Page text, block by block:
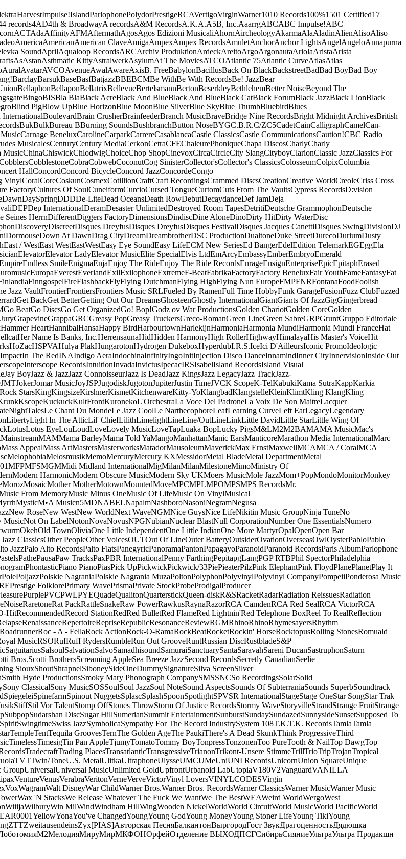
HarvestImpulse!IslandParlophonePolydorPrestigeRCAVertigoVirginWarner1010 Records100%1501 Certified17
records4AD4th & BroadwayA recordsA&M RecordsA.K.A.A5B, Inc.AaarrgABCABC Impulse!ABC
ACTAdaAffinityAFMAftermathAgosAgos Edizioni MusicaliAhornAircheologyAkarmaAlaAladinAlienAlisoAliso
AmericaAmericanAmerican ClaveAmigaAmpexAmpex RecordsAmuletAnchorAnchor LightsAngelAngeloAnnapurna
SoundAprilAqualoop RecordsARCArchiv ProduktionArdeckAreitoArgoArgonautaAriolaAristaArista
AsAstanAsthmatic KittyAstralwerkAsylumAt The MoviesATCOAtlantic 75Atlantic CurveAtlasAtlas
AuralAvatarAVCOAvenueAwalAwareAxisB. FreeBabylonBacillusBack On BlackBackstreetBadBad BoyBad Boy
BarclayBarsukBaseBasfBatjazzBBEBCMBe WithBe With RecordsBe! JazzBear
BellaphonBellaponBellatrixBellevueBertelsmannBertonBeserkleyBethlehemBetter NoiseBeyond The
BingoBISBla BlaBlack AcreBlack And BlueBlack And BlueBlack CatBlack ForumBlack JazzBlack LionBlack
Blind PigBlow UpBlue HorizonBlue MoonBlue SilverBlue SkyBlue ThumbBluebirdBlues
InternationalBoulevardBrain CrusherBrainfeederBranch MusicBraveBridge Nine RecordsBright Midnight ArchivesBritish
BukBulkBureau BBurning SoundsBushbranchButton NoseBYGC.B.R.C/ZC5CadetCainCalligraphCamelCan-
Carnage BeneluxCarolineCarparkCarrereCasablancaCastle ClassicsCastle CommunicationsCaution!CBC Radio
MusicalesCenturyCentury MediaCerkonCetraCFEChaleurePhoniqueChapa DiscosCharlyCharly
MusicChinaChiswickChlodwigChoiceChop ShopCinevoxCircaCircleCity SlangCityboyClarionClassic JazzClassics For
CobblestoneCobraCobwebCoconutCog SinisterCollector'sCollector's ClassicsColosseumColpixColumbia
HallConcordConcord BicycleConcord JazzConcordeCongo
VinylCoralCoreCoskunCosmexCotillionCraftCraft RecordingsCrammed DiscsCreationCreative WorldCreoleCriss Cross
FactoryCultures Of SoulCuneiformCurcioCursed TongueCurtomCuts From The VaultsCypress RecordsD:vision
DawnDaySpringDDDDe-LiteDead OceansDeath RowDebutDecaydanceDef JamDeja
DEPDep InternationalDeramDesaster UnlimitedDestroyed Room TapesDetritiDeutsche GrammophonDeutsche
Seines HerrnDifferentDiggers FactoryDimensionsDindiscDine AloneDinoDirty HitDirty WaterDisc
DiscoveryDiscreetDisques DreyfusDisques DreyfusDisques FestivalDisques Jacques CanettiDisques SwingDivisionDJ
DormouseDown At DawnDrag CityDreamDreambrotherDSC ProductionDualtoneDuke StreetDurecoDuriumDusty
East / WestEast WestEastWestEasy Eye SoundEasy LifeECM New SeriesEd BangerEdelEdition TelemarkEGEggEla
ElevatorElevator LadyElevator MusicElite SpecialElvis LtdEmArcyEmbassyEmberEmbryoEmerald
Endless SmileEnigmaEnjaEnjoy The RideEnjoy The Ride RecordsEnrageEnsignEnterpriseEpicEpitaphErased
EuropaEverestEverlandExilExilophoneExtremeF-BeatFabrikaFactoryFactory BeneluxFair YouthFameFantasyFat
FinngospelFireFlashbackFlyFlying DutchmanFlying HighFlying Nun EuropeFMPFNRFontanaFoodFoolish
Jazz VaultFrontierFrontiersFrontiers Music SRLFueled By RamenFull Time HobbyFunk GarageFusionFuzz ClubFuzzed
Get BackGet BetterGetting Out Our DreamsGhosteenGhostly InternationalGiantGiants Of JazzGigGingerbread
Go BeatGo DiscsGo Get OrganizedGo! Bop!Godz ov War ProductionsGolden ChariotGolden CoreGolden
GrapevineGrappaGRCGreasy PopGreasy TruckersGreco-RomanGreen LineGreen SabreGRPGruntGruppo Editoriale
Hammer HeartHannibalHansaHappy BirdHarbourtownHarlekijnHarmoniaHarmonia MundiHarmonia Mundi FranceHat
Her Name Is Banks, Inc.HerrensaunaHidHidden HarmonyHigh RollerHighwayHimalayaHis Master's VoiceHit
HoZacHSPVAHulya PlakHungarotonHydrogen DukeboxHyperdubI.R.S.IceIci D'AilleursIconic PromoIdeologic
ImpactIn The RedINAIndigo AeraIndochinaInfinityIngoInitInjection Disco DanceInnamindInner CityInnervisionInside Out
Interscope RecordsIntuitionInvadaInvictusIpecacIRSIsabelIsland RecordsIsland Visual
Jay BoyJazz & JazzJazz ConnoisseurJazz Is DeadJazz KingsJazz LegacyJazz TrackJazz-
JMTJokerJomar MusicJoyJSPJugodiskJugotonJupiterJustin TimeJVCK ScopeK-TelKabukiKama SutraKappKarkia
StarsKingKingsizeKirshnerKismetKitchenwareKitty-YoKlangbadKlangstelleKleinKlimtKling KlangKling
KscopeKuckuckKultFrontKuronekoL'OrchestraLa Voce Del PadroneLa Voix De Son MaitreLacquer
Le Chant Du MondeLe Jazz CoolLe NarthecophoreLeafLearning CurveLeft EarLegacyLegendary
LibertyLight In The AtticLil' ChiefLilithLimelightLineLine/OutLineLinkLittle DavidLittle StarLittle Wing Of
LotusLotus EyeLouLoudLoveLovely MusicLoveTapLuaka BopLucky PigsM&LM2M2BAMAMA MusicMac's
MainstreamMAMMama BarleyMama Told YaMangoManhattanManic EarsManticoreMarathon Media InternationalMarc
Mass AppealMass ArtMastersMasterworksMatadorMausoleumMaverickMax ErnstMaxwellMCAMCA / CoralMCA
MelophobiaMelosmusikMemoMercuryMercury KXMessidorMetal BladeMetal DepartmentMetal
MFPMFSMGMMidi Midland InternationalMigMilanMilanMilestoneMimoMinistry Of
Modern HarmonicModern Obscure MusicModern Sky UKMoers MusicMole JazzMom+PopMondoMonitorMonkey
MorozMosaicMother MotherMotownMountedMoveMPCMPLMPOMPSMPS RecordsMr.
From MemoryMusic Minus OneMusic Of LifeMusic On VinylMusical
MysticM•A Musicn5MDNABELNapalmNashboroNasoniNegramNegusa
New RoseNew WestNew WorldNext WaveNGMNice GuysNice LifeNikitin Music GroupNinja TuneNo
MusicNot On LabelNotonNovaNovusNPGNubianNuclear BlastNull CorporationNumber One EssentialsNumero
OkehOld TownOliviaOne Little IndependentOne Little IndianOne More MartyrOpalOpenOpen Bar
ClassicsOther PeopleOther VoicesOUTOut Of LineOuter BatteryOutsiderOvationOverseasOwlOysterPabloPablo
JazzPalo Alto RecordsPalto FlatsPanegyricPanoramaPantonPapagayoParanoidParanoid RecordsParis AlbumParlophone
PathePausaPaw TracksPaxPBR InternationalPenny FarthingPepitapgLangPGP RTBPhil SpectorPhiladelphia
PhontasticPiano PianoPiasPick UpPickwickPickwick/33PiePieaterPilzPink ElephantPink FloydPlanePlanetPlay It
PolePoljazzPolskie NagraniaPolskie Nagrania MuzaPoltonPolyphonPolyvinylPolyvinyl CompanyPompeiiPonderosa Music
Prestige FolklorePrimary WavePrismaPrivate StockProbeProdigalProducer
PurplePVCPWLPYEQuadeQualitonQuarterstickQueen-diskR&SRacketRadarRadiation ReissuesRadiation
RaretoneRat PackRattleSnakeRaw PowerRawkusRaynaRazorRCA CamdenRCA Red SealRCA VictorRCA
HitRecommendedRecord StationRedRed BulletRed FlameRed Lightnin'Red Telephone BoxReel To RealReflection
RenaissanceRepertoireRepriseRepublicResonanceReviewRGMRhinoRhinoRhymesayersRhythm
RoadrunnerRoc - A - FellaRock ActionRock-O-RamaRockBeatRocketRockin' HorseRocktopusRolling StonesRomuald
MusicRSORufRuff RydersRumbleRun Out GrooveRuntRussian DiscRustbladeS&P
SaguitariusSalsoulSalvationSalvoSamadhisoundSamuraiSanctuarySantaSaravahSareni DucanSastruphonSaturn
Bros.Scotti BrothersScreaming AppleSea Breeze JazzSecond RecordsSecretly CanadianSeelie
SiouxShoutShrapnelSiboneySideOneDummySignatureSilva ScreenSilver
Smith Hyde ProductionsSmoky Mary Phonograph CompanySMSSNCSo RecordingsSolarSolid
Sony ClassicalSony MusicSOSSoulSoul JazzSoul NoteSound AspectsSounds Of SubterraniaSounds SuperbSoundtrack
SpiegeleiSpinefarmSpinout NuggetsSplascSplashSpoonSpotlightSPVSR InternationalStageStage OneStar SongStar Trak
StiffStil Vor TalentStomp OffStones ThrowStorm Of Justice RecordsStormy WaveStoryvilleStrandStrange FruitStrange
SubpopSudarshan DiscSugar HillSumerianSummit EntertainmentSunburstSundaySundazedSunnysideSunsetSupposed To
SwingtimeSwiss JazzSymbolicaSympathy For The Record IndustrySystem 108T.K.T.K. RecordsTamlaTamla
TempleTentTequila GroovesTernThe Golden AgeThe PaukiThere's A Dead SkunkThink ProgressiveThird
TimelessTimesigTin Pan AppleTjumyTomatoTommy BoyTonpressTonzonenToo PureTooth & NailTop DawgTop
TradecraftTrading PlacesTransatlanticTransgressiveTrianonTrikont-Unsere StimmeTrillTrioTripTrojanTropical
TVTTwin/ToneU.S. MetalUlitkaUltraphoneUlysseUMCUMeUniUNI RecordsUnicornUnion SquareUnique
GroupUniversalUniversal MusicUnlimited GoldUpfrontUrbanoid LabUtopiaV180V2VanguardVANILLA
VentureVenusVerabraVeritonVerneVerveVictorVinyl LoversVINYLCODESVirgin
VoxWagramWalt DisneyWar ChildWarner Bros.Warner Bros. RecordsWarner ClassicsWarner MusicWarner Music
Wax 'N StacksWe Release Whatever The Fuck We WantWe The BestWEAWeird WorldWergoWest
WiiijaWilburyWin MilWindWindham HillWingWooden NickelWorldWorld CircuitWorld MusicWorld PacificWorld
YellowYonaYou've ChangedYoungYoung GodYoung MoneyYoung Stoner LifeYoung TikiYoung
ZTTZweitausendeinsZyx[PIAS]Авторская ПесняБалкантонВыргородГост ЗвукДрагоценностьДядюшка
М2МелодияМируМирМКФОНОрфейОтделение ВЫХОДПСГСибирьСияниеУльтраУльтра Продакшн